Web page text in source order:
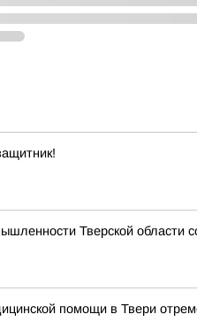
Тверской области
помощи в Твери